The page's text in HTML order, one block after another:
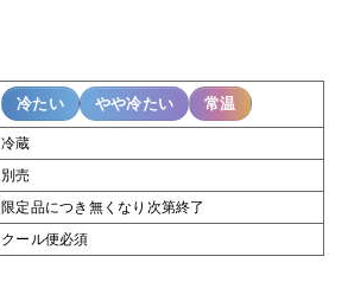
冷たい やや冷たい 常温
冷蔵
別売
限定品につき無くなり次第終了
クール便必須